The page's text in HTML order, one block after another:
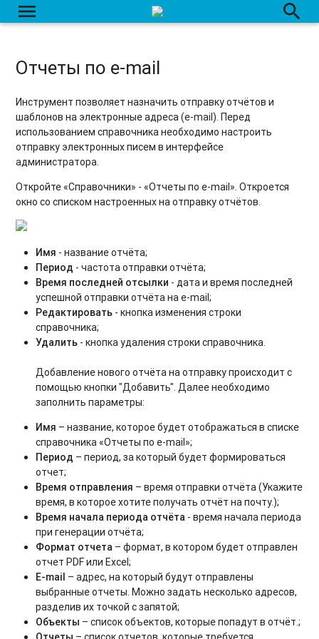
menu
4. Топливные карты Ликард search
Отчеты по e-mail
Инструмент позволяет назначить отправку отчётов и
шаблонов на электронные адреса (e-mail). Перед
использованием справочника необходимо настроить
отправку электронных писем в интерфейсе
администратора.
Откройте «Справочники» - «Отчеты по e-mail». Откроется
окно со списком настроенных на отправку отчётов.
Имя - название отчёта;
Период - частота отправки отчёта;
Время последней отсылки - дата и время последней
успешной отправки отчёта на e-mail;
Редактировать - кнопка изменения строки
справочника;
Удалить - кнопка удаления строки справочника.
Добавление нового отчёта на отправку происходит с
помощью кнопки "Добавить". Далее необходимо
заполнить параметры:
Имя – название, которое будет отображаться в списке
справочника «Отчеты по e-mail»;
Период – период, за который будет формироваться
отчет;
Время отправления – время отправки отчёта (Укажите
время, в которое хотите получать отчёт на почту.);
Время начала периода отчёта - время начала периода
при генерации отчёта;
Формат отчета – формат, в котором будет отправлен
отчет PDF или Excel;
E-mail – адрес, на который будут отправлены
выбранные отчеты. Можно задать несколько адресов,
разделив их точкой с запятой;
Объекты – список объектов, которые попадут в отчёт.;